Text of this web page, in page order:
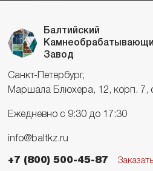
Балтийский
Завод
Санкт-Петербург,
Маршала Блюхера, 12, корп. 7,
Ежедневно с 9:30 до 17:30
info@baltkz.ru
+7 (800) 500-45-87